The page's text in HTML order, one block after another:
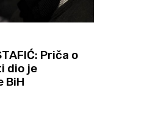
Priča o
dio je
BiH